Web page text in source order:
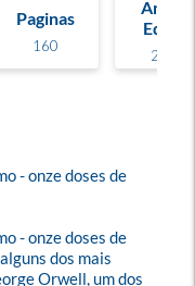
Paginas
160
Ano de
Edição
2025
- onze doses de
- onze doses de
dos mais
Orwell, um dos